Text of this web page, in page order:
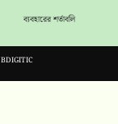
ব্যবহারের শর্তাবলি
BDIGITIC